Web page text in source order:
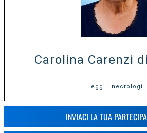
Carolina Carenzi
Leggi i necrologi
INVIACI LA TUA